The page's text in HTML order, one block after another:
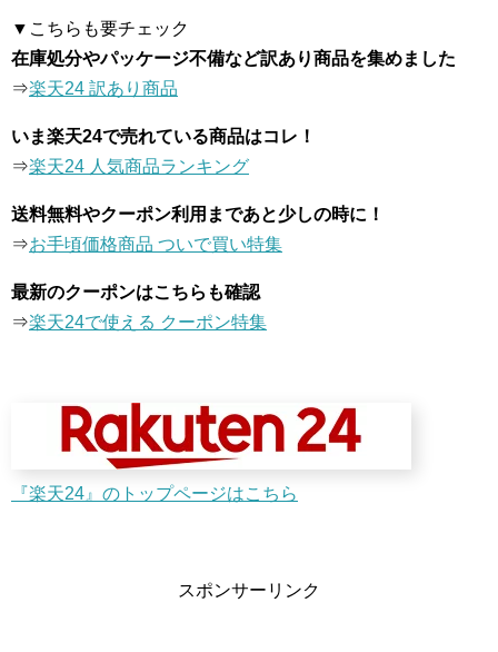
▼こちらも要チェック
在庫処分やパッケージ不備など訳あり商品を集めました
⇒楽天24 訳あり商品
いま楽天24で売れている商品はコレ！
⇒楽天24 人気商品ランキング
送料無料やクーポン利用まであと少しの時に！
⇒お手頃価格商品 ついで買い特集
最新のクーポンはこちらも確認
⇒楽天24で使える クーポン特集
『楽天24』のトップページはこちら
スポンサーリンク